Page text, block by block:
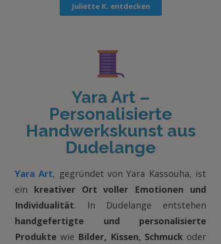
Juliette K. entdecken
Yara Art –
Personalisierte
Handwerkskunst aus
Dudelange
Yara Art, gegründet von Yara Kassouha, ist
ein kreativer Ort voller Emotionen und
Individualität. In Dudelange entstehen
handgefertigte und personalisierte
Produkte wie Bilder, Kissen, Schmuckoder